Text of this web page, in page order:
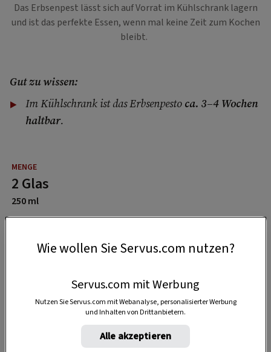
Das Erbsenpest lässt sich auf Vorrat im Kühlschrank lagern
und ist das perfekte Essen, wenn mal keine Zeit zum Kochen
bleibt.
Gut zu wissen:
Im Kühlschrank ist das Erbsenpesto ca. 3–4 Wochen
haltbar.
2 Glas
250 ml
13 Minuten
15 Minuten
Wie wollen Sie Servus.com nutzen?
Servus.com mit Werbung
Nutzen Sie Servus.com mit Webanalyse, personalisierter Werbung
und Inhalten von Drittanbietern.
Alle akzeptieren